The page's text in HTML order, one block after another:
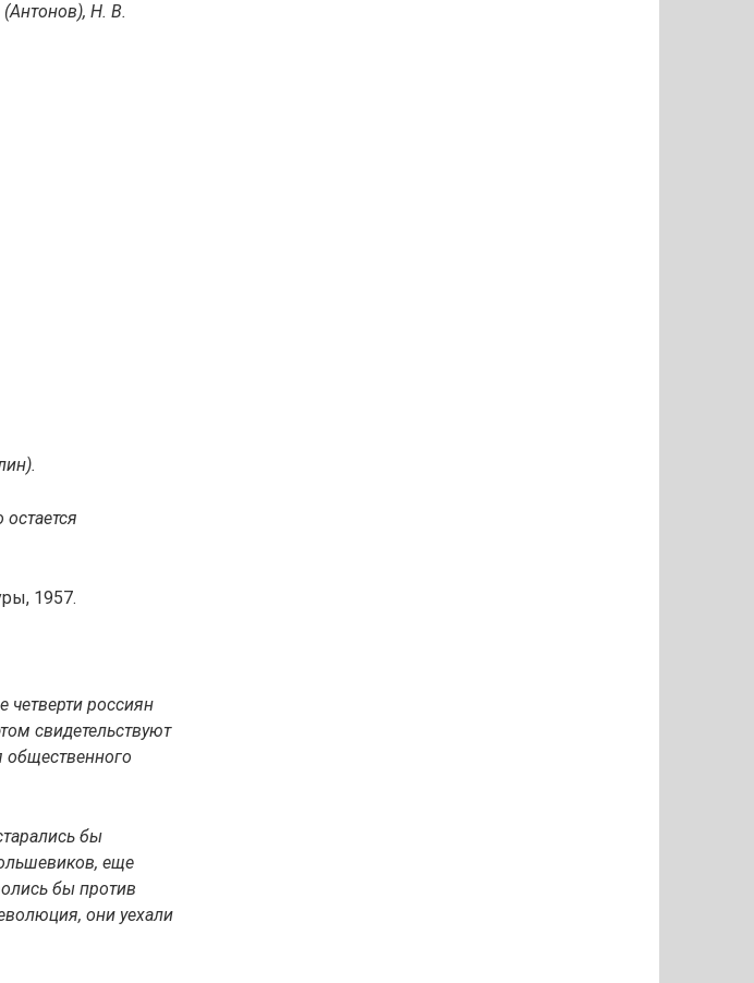
Н. В.
1957.
четверти россиян
свидетельствуют
общественного
бы
еще
бы против
они уехали